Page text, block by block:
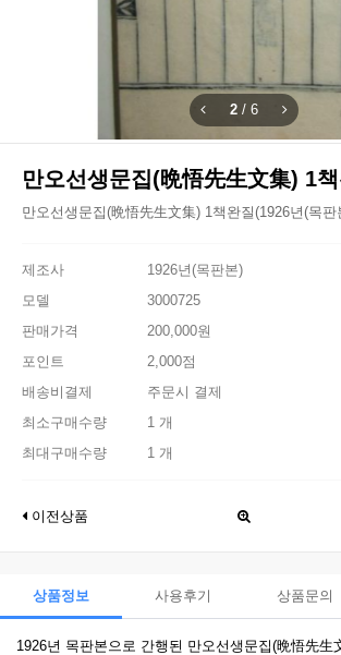
2 / 6
만오선생문집(晩悟先生文集) 1책
만오선생문집(晩悟先生文集) 1책완질(1926년(목판
제조사
1926년(목판본)
모델
3000725
판매가격
200,000원
포인트
2,000점
배송비결제
주문시 결제
최소구매수량
1 개
최대구매수량
1 개
이전상품
상품정보 사용후기 상품문의
1926년 목판본으로 간행된 만오선생문집(晩悟先生